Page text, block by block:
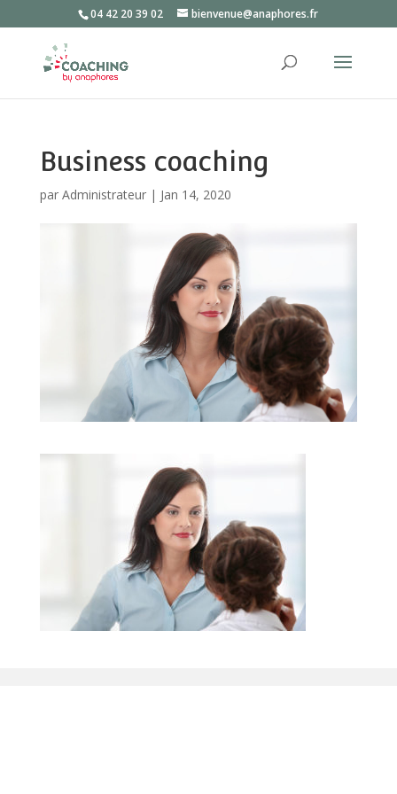
04 42 20 39 02 bienvenue@anaphores.fr
Business coaching
par Administrateur| Jan 14, 2020